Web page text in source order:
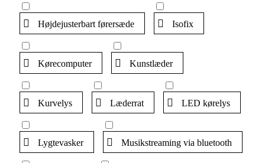
Højdejusterbart førersæde Isofix
Kørecomputer Kunstlæder
Kurvelys Læderrat LED kørelys
Lygtevasker Musikstreaming via bluetooth